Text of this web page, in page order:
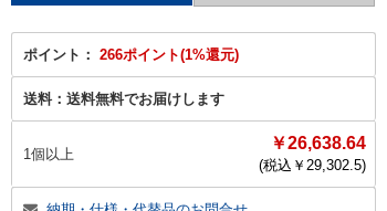
ポイント： 266ポイント(1%還元)
送料： 送料無料でお届けします
1個以上
￥26,638.64
(税込￥ 29,302.5)